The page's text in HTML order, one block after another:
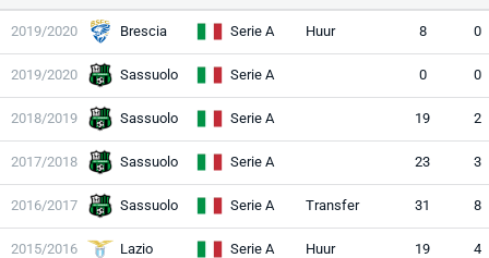
2019/2020 Brescia Serie A Huur 8 0
2019/2020 Sassuolo Serie A 0 0
2018/2019 Sassuolo Serie A 19 2
2017/2018 Sassuolo Serie A 23 3
2016/2017 Sassuolo Serie A Transfer 31 8
2015/2016 Lazio Serie A Huur 19 4